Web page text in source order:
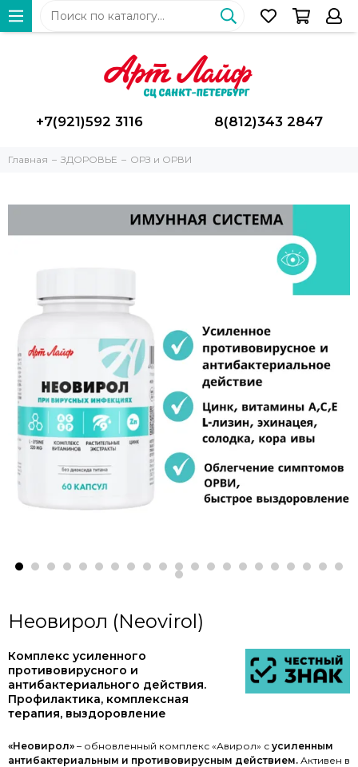
+7(921)592 3116 8(812)343 2847
Главная ЗДОРОВЬЕ ОРЗ и ОРВИ
Неовирол (Neovirol)
Комплекс усиленного
противовирусного и
антибактериального действия.
Профилактика, комплексная
терапия, выздоровление
«Неовирол» – обновленный комплекс «Авирол» с усиленным
антибактериальным и противовирусным действием. Активен в